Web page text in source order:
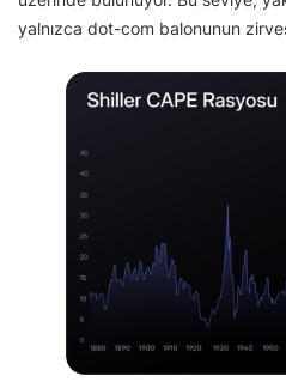
yalnızca dot-com balonunun